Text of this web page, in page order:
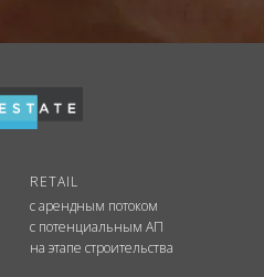
RETAIL
с арендным потоком
с потенциальным АП
на этапе строительства